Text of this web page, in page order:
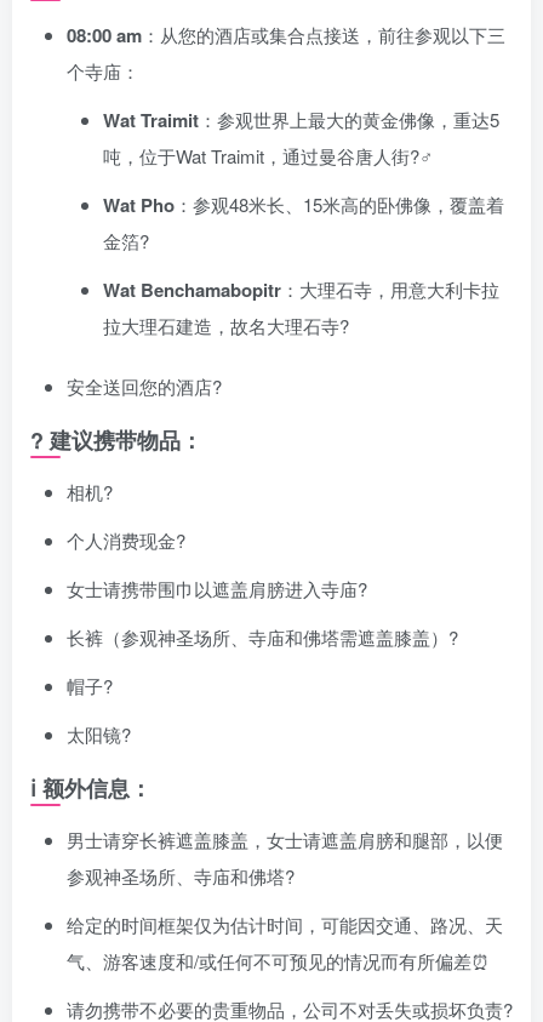
08:00 am ：从您的酒店或集合点接送，前往参观以下三
个寺庙：
Wat Traimit ：参观世界上最大的黄金佛像，重达5
吨，位于Wat Traimit，通过曼谷唐人街?‍♂️
Wat Pho ：参观48米长、15米高的卧佛像，覆盖着
金箔?
Wat Benchamabopitr ：大理石寺，用意大利卡拉
拉大理石建造，故名大理石寺?️
安全送回您的酒店?
? 建议携带物品：
相机?
个人消费现金?
女士请携带围巾以遮盖肩膀进入寺庙?
长裤（参观神圣场所、寺庙和佛塔需遮盖膝盖）?
帽子?
太阳镜?️
ℹ️ 额外信息：
男士请穿长裤遮盖膝盖，女士请遮盖肩膀和腿部，以便
参观神圣场所、寺庙和佛塔?
给定的时间框架仅为估计时间，可能因交通、路况、天
气、游客速度和/或任何不可预见的情况而有所偏差⏰
请勿携带不必要的贵重物品，公司不对丢失或损坏负责?